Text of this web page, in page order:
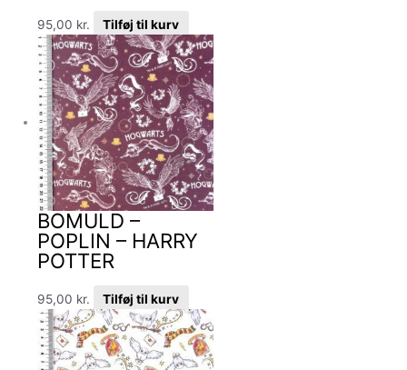
95,00 kr. Tilføj til kurv
BOMULD –
POPLIN – HARRY
POTTER
95,00 kr. Tilføj til kurv